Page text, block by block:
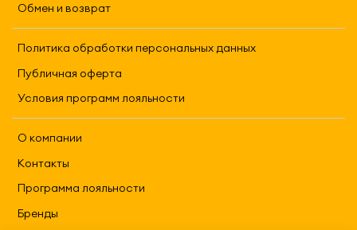
Обмен и возврат
Политика обработки персональных данных
Публичная оферта
Условия программ лояльности
О компании
Контакты
Программа лояльности
Бренды